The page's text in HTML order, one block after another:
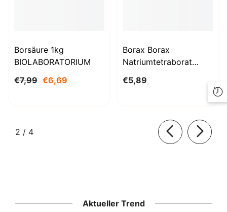
Borsäure 1kg
BIOLABORATORIUM
€7,99 €6,69
Borax Borax
Natriumtetraborat
BioLaboratorium
€5,89
2 / von
4
Aktueller Trend